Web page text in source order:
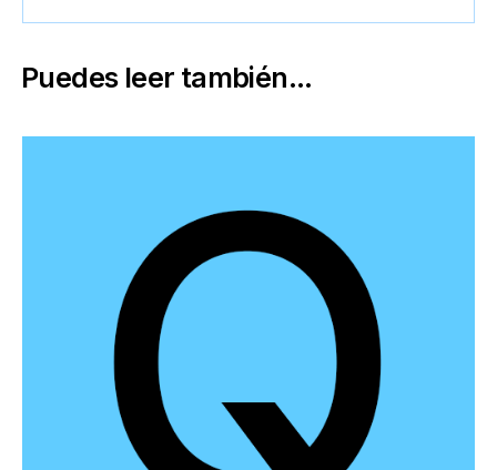
Puedes leer también...